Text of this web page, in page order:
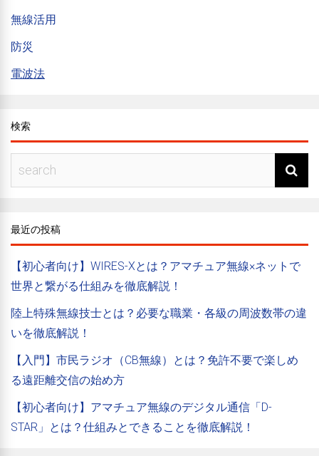
無線活用
防災
電波法
検索
最近の投稿
【初心者向け】WIRES-Xとは？アマチュア無線×ネットで
世界と繋がる仕組みを徹底解説！
陸上特殊無線技士とは？必要な職業・各級の周波数帯の違
いを徹底解説！
【入門】市民ラジオ（CB無線）とは？免許不要で楽しめ
る遠距離交信の始め方
【初心者向け】アマチュア無線のデジタル通信「D-
STAR」とは？仕組みとできることを徹底解説！